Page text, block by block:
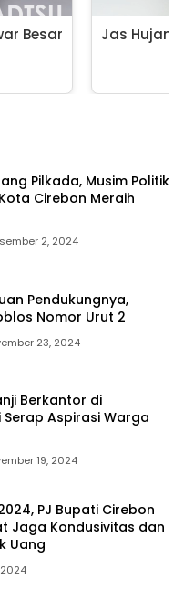
Besar Jas Hujan
Pilkada, Musim Politik
Cirebon Meraih
2, 2024
Pendukungnya,
Nomor Urut 2
23, 2024
Berkantor di
Serap Aspirasi Warga
19, 2024
PJ Bupati Cirebon
Jaga Kondusivitas dan
Uang